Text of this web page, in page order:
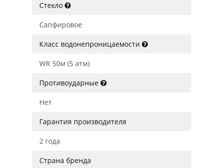
Стекло
Сапфировое
Класс водонепроницаемости
WR 50м (5 атм)
Противоударные
Нет
Гарантия производителя
2 года
Страна бренда